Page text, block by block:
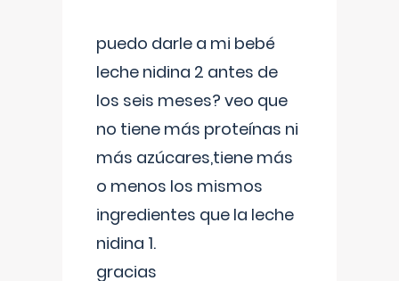
puedo darle a mi bebé
leche nidina 2 antes de
los seis meses? veo que
no tiene más proteínas ni
más azúcares,tiene más
o menos los mismos
ingredientes que la leche
nidina 1.
gracias